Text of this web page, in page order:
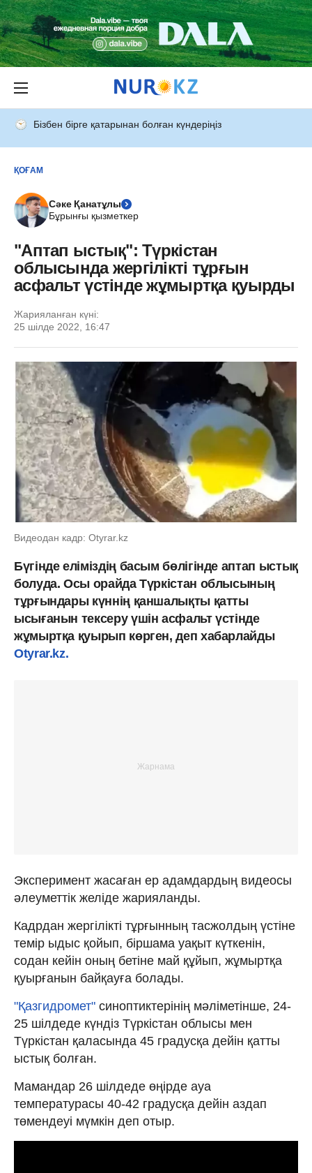
Бізбен бірге қатарынан болған күндеріңіз
ҚОҒАМ
Сәке Қанатұлы
Бұрынғы қызметкер
"Аптап ыстық": Түркістан
облысында жергілікті тұрғын
асфальт үстінде жұмыртқа қуырды
Жарияланған күні:
25 шілде 2022, 16:47
Видеодан кадр: Otyrar.kz
Бүгінде еліміздің басым бөлігінде аптап ыстық
болуда. Осы орайда Түркістан облысының
тұрғындары күннің қаншалықты қатты
ысығанын тексеру үшін асфальт үстінде
жұмыртқа қуырып көрген, деп хабарлайды
Otyrar.kz.
Эксперимент жасаған ер адамдардың видеосы
әлеуметтік желіде жарияланды.
Кадрдан жергілікті тұрғынның тасжолдың үстіне
темір ыдыс қойып, біршама уақыт күткенін,
содан кейін оның бетіне май құйып, жұмыртқа
қуырғанын байқауға болады.
"Қазгидромет" синоптиктерінің мәліметінше, 24-
25 шілдеде күндіз Түркістан облысы мен
Түркістан қаласында 45 градусқа дейін қатты
ыстық болған.
Мамандар 26 шілдеде өңірде ауа
температурасы 40-42 градусқа дейін аздап
төмендеуі мүмкін деп отыр.